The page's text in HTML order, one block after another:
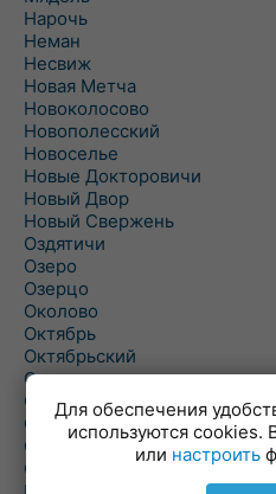
Нарочь
Неман
Несвиж
Новая Метча
Новоколосово
Новополесский
Новоселье
Новые Докторовичи
Новый Двор
Новый Свержень
Оздятичи
Озеро
Озерцо
Околово
Октябрь
Октябрьский
Олехновичи
Омговичи
Оношки
Осовец
Острошицкий Городок
Для обеспечения
используются cookies.
или настроить